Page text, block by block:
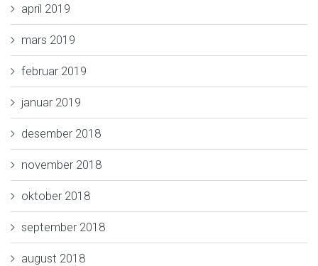
april 2019
mars 2019
februar 2019
januar 2019
desember 2018
november 2018
oktober 2018
september 2018
august 2018